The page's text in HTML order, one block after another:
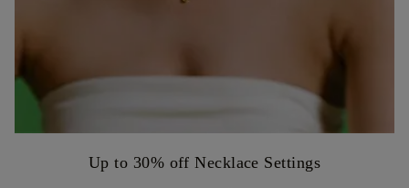
Up to 30% off Necklace Settings